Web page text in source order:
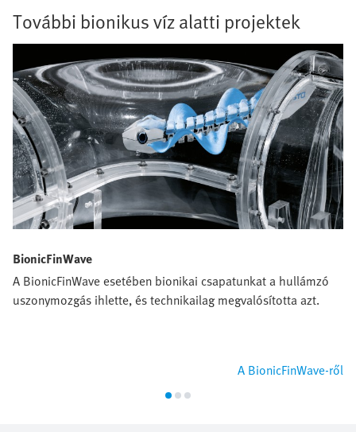
További bionikus víz alatti projektek
BionicFinWave
A BionicFinWave esetében bionikai csapatunkat a hullámzó
uszonymozgás ihlette, és technikailag megvalósította azt.
A BionicFinWave-ről